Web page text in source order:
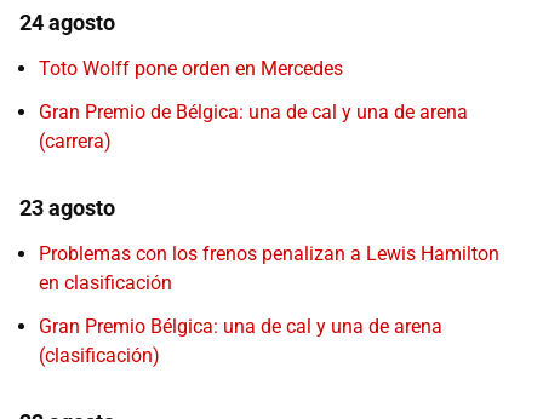
24 agosto
Toto Wolff pone orden en Mercedes
Gran Premio de Bélgica: una de cal y una de arena
(carrera)
23 agosto
Problemas con los frenos penalizan a Lewis Hamilton
en clasificación
Gran Premio Bélgica: una de cal y una de arena
(clasificación)